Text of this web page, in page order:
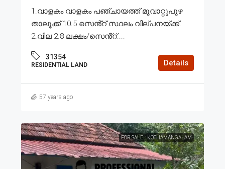
1.വാളകം വാളകം പഞ്ചായത്ത് മൂവാറ്റുപുഴ
താലൂക്ക് 10.5 സെൻ്റ് സ്ഥലം വില്പനയ്ക്ക്.
2.വില 2.8 ലക്ഷം/സെൻ്റ്....
31354
RESIDENTIAL LAND Details
57 years ago
FOR SALE KOTHAMANGALAM